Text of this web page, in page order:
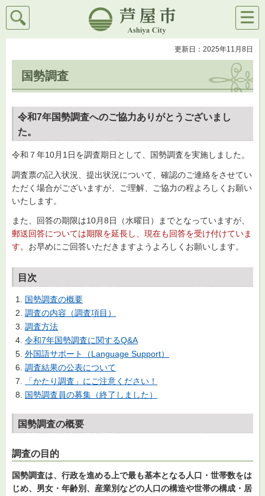
芦屋市
検索
メニ
ュー
更新日：2025年11月8日
国勢調査
令和7年国勢調査へのご協力ありがとうございまし
た。
令和７年10月1日を調査期日として、国勢調査を実施しました。
調査票の記入状況、提出状況について、確認のご連絡をさせてい
ただく場合がございますが、ご理解、ご協力の程よろしくお願い
いたします。
また、回答の期限は10月8日（水曜日）までとなっていますが、
郵送回答については期限を延長し、現在も回答を受け付けていま
す。 お早めにご回答いただきますようよろしくお願いします。
目次
国勢調査の概要
調査の内容（調査項目）
調査方法
令和7年国勢調査に関するQ&A
外国語サポート（Language Support）
調査結果の公表について
「かたり調査」にご注意ください！
国勢調査員の募集（終了しました）
国勢調査の概要
調査の目的
国勢調査は、行政を進める上で最も基本となる人口・世帯数をは
じめ、男女・年齢別、産業別などの人口の構造や世帯の構成・居